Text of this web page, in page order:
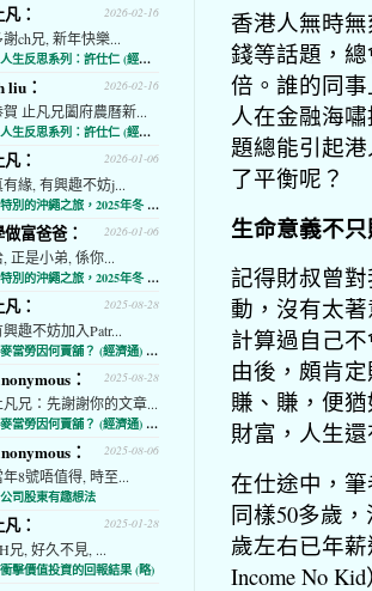
香港人無時
錢等話題，
倍。誰的同
人在金融海
題總能引起
了平衡呢？
生命意義不
記得財叔曾
動，沒有太
計算過自己
由後，頗肯
賺、賺，便
財富，人生
在仕途中，
同樣50多歲
歲左右已年
Income No
2026-02-16
：
謝ch兄, 新年快樂...
人生反思系列：許仕仁 (經濟通)
2026-02-16
liu：
賀 止凡兄闔府農曆新...
人生反思系列：許仕仁 (經濟通)
2026-01-06
：
有緣, 有興趣不妨j...
特別的沖繩之旅，2025年冬 (經濟通)
2026-01-06
富爸爸：
, 正是小弟, 係你...
特別的沖繩之旅，2025年冬 (經濟通)
2025-08-28
：
趣不妨加入Patr...
麥當勞因何賣舖？ (經濟通) (略)
2025-08-28
：
凡兄：先謝謝你的文章...
麥當勞因何賣舖？ (經濟通) (略)
2025-08-06
：
年8號唔值得, 時至...
公司股東有趣想法
2025-01-28
：
兄, 好久不見, ...
衝擊價值投資的回報結果 (略)